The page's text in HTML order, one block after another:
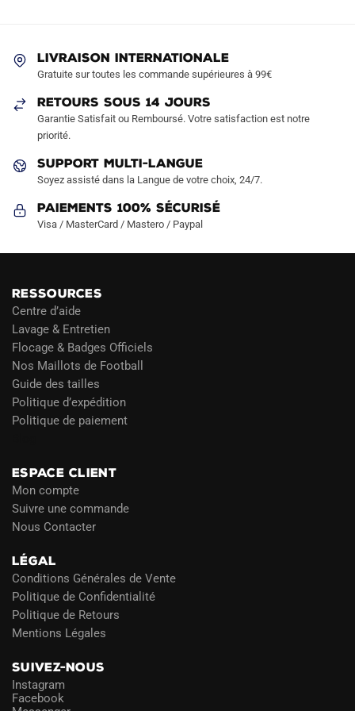
page
LIVRAISON INTERNATIONALE
Gratuite sur toutes les commande supérieures à 99€
RETOURS SOUS 14 JOURS
Garantie Satisfait ou Remboursé. Votre satisfaction est notre
priorité.
SUPPORT MULTI-LANGUE
Soyez assisté dans la Langue de votre choix, 24/7.
Paiements 100% Sécurisé
Visa / MasterCard / Mastero / Paypal
RESSOURCES
Centre d’aide
Lavage & Entretien
Flocage & Badges Officiels
Nos Maillots de Football
Guide des tailles
Politique d’expédition
Politique de paiement
ESPACE CLIENT
Mon compte
Suivre une commande
Nous Contacter
LÉGAL
Conditions Générales de Vente
Politique de Confidentialité
Politique de Retours
Mentions Légales
SUIVEZ-NOUS
Instagram
Facebook